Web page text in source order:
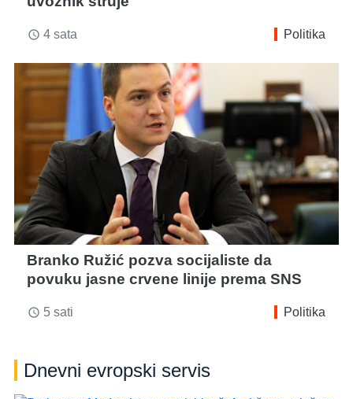
access_time 4 sata Politika
Branko Ružić pozva socijaliste da
povuku jasne crvene linije prema SNS
access_time 5 sati Politika
Dnevni evropski servis